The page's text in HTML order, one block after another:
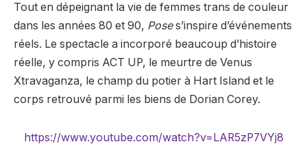
Tout en dépeignant la vie de femmes trans de couleur
dans les années 80 et 90, Poses’inspire d’événements
réels. Le spectacle a incorporé beaucoup d’histoire
réelle, y compris ACT UP, le meurtre de Venus
Xtravaganza, le champ du potier à Hart Island et le
corps retrouvé parmi les biens de Dorian Corey.
https://www.youtube.com/watch?v=LAR5zP7VYj8